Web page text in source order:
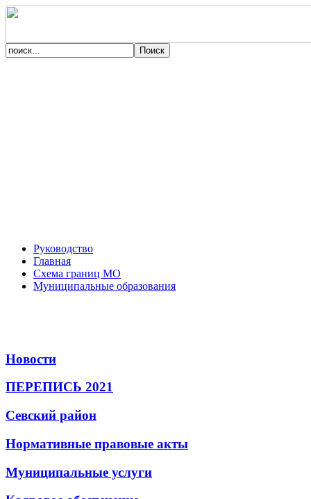
Руководство
Главная
Схема границ МО
Муниципальные образования
Новости
ПЕРЕПИСЬ 2021
Севский район
Нормативные правовые акты
Муниципальные услуги